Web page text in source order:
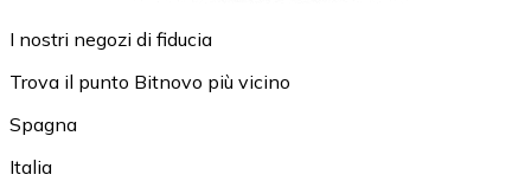
I nostri negozi di fiducia
Trova il punto Bitnovo più vicino
Spagna
Italia